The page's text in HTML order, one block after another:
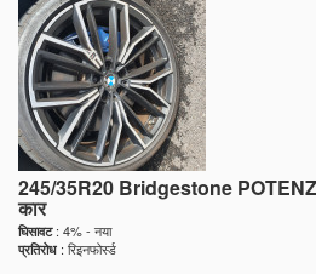
245/35R20 Bridgestone
कार
घिसावट: 4% - नया
प्रतिरोध : रिइनफोर्स्ड